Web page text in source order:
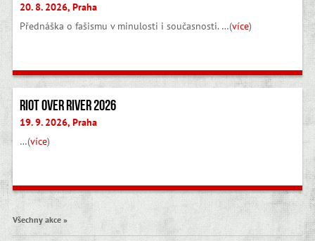
20. 8. 2026, Praha
Přednáška o fašismu v minulosti i současnosti. …(více)
Riot Over River 2026
19. 9. 2026, Praha
…(více)
Všechny akce »